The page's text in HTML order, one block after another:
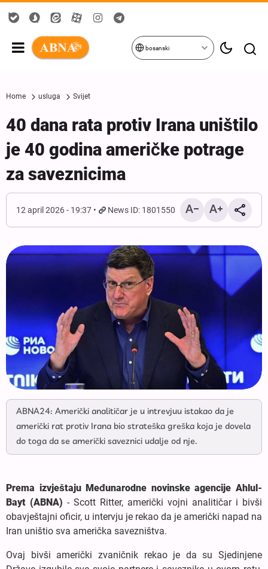
bosanski
Home usluga Svijet
40 dana rata protiv Irana uništilo
je 40 godina američke potrage
za saveznicima
12 april 2026 - 19:37 News ID: 1801550
ABNA24: Američki analitičar je u intrevjuu istakao da je
američki rat protiv Irana bio strateška greška koja je dovela
do toga da se američki saveznici udalje od nje.
Prema izvještaju Međunarodne novinske agencije Ahlul-
Bayt (ABNA) - Scott Ritter, američki vojni analitičar i bivši
obavještajni oficir, u intervju je rekao da je američki napad na
Iran uništio sva američka savezništva.
Ovaj bivši američki zvaničnik rekao je da su Sjedinjene